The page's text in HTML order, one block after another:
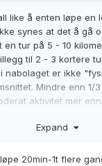
like å enten løpe en
synes at det å gå
tur på 5 - 10
til 2 - 3 kortere
nabolaget er ikke
Mindre enn 1/
aktivitet mer
man skal dekke
Expand
20min-1t flere